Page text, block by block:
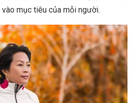
mục tiêu của mỗi người.